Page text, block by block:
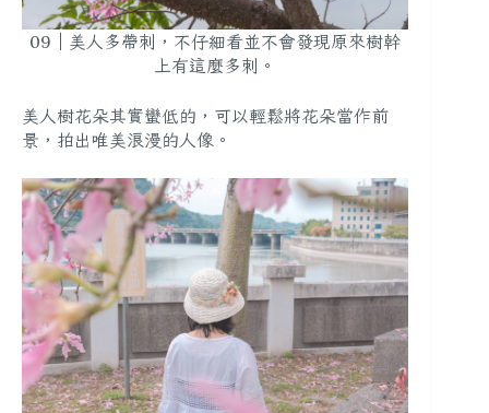
09｜美人多帶刺，不仔細看並不會發現原來樹幹
上有這麼多刺。
美人樹花朵其實蠻低的，可以輕鬆將花朵當作前
景，拍出唯美浪漫的人像。